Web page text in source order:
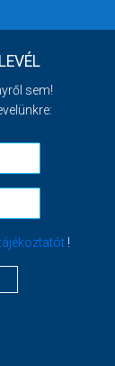
sem!
!